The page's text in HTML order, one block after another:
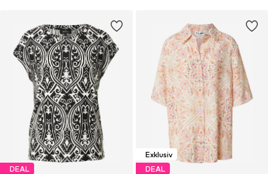
DEAL
Exklusiv
DEAL